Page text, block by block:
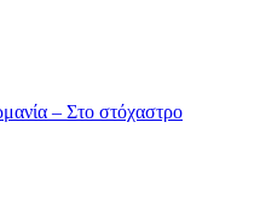
– Στο στόχαστρο